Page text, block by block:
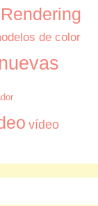
de color
nuevas
vídeo